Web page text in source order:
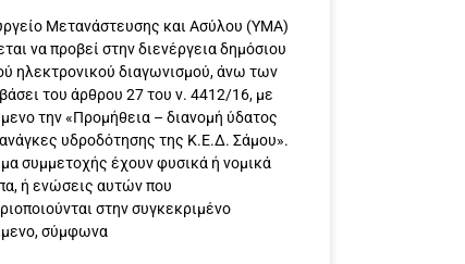
Μετανάστευσης και Ασύλου (ΥΜΑ)
να προβεί στην διενέργεια δημόσιου
ηλεκτρονικού διαγωνισμού, άνω των
του άρθρου 27 του ν. 4412/16, με
την «Προμήθεια – διανομή ύδατος
ανάγκες υδροδότησης της Κ.Ε.Δ. Σάμου».
συμμετοχής έχουν φυσικά ή νομικά
ή ενώσεις αυτών που
στην συγκεκριμένο
σύμφωνα